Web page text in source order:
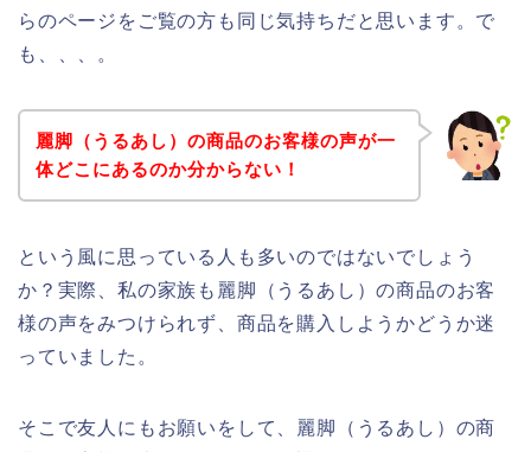
らのページをご覧の方も同じ気持ちだと思います。で
も、、、。
麗脚（うるあし）の商品のお客様の声が一
体どこにあるのか分からない！
という風に思っている人も多いのではないでしょう
か？実際、私の家族も麗脚（うるあし）の商品のお客
様の声をみつけられず、商品を購入しようかどうか迷
っていました。
そこで友人にもお願いをして、麗脚（うるあし）の商